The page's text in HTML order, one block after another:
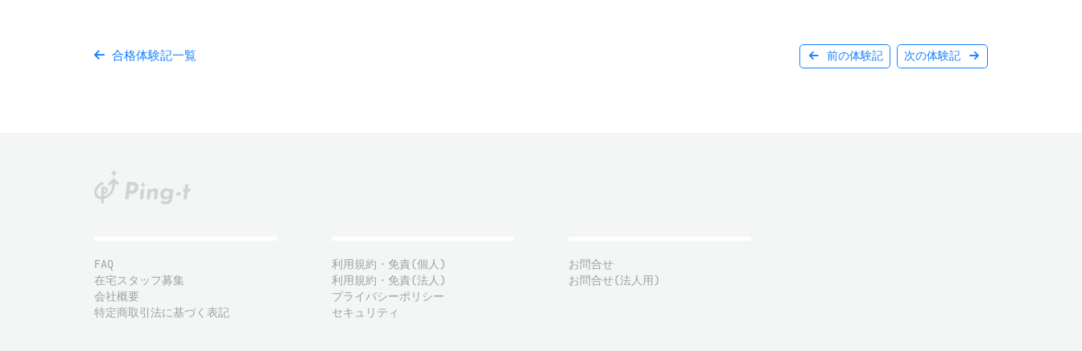
前の体験記 次の体験記
合格体験記一覧
FAQ
在宅スタッフ募集
会社概要
特定商取引法に基づく表記
利用規約・免責(個人)
利用規約・免責(法人)
プライバシーポリシー
セキュリティ
お問合せ
お問合せ(法人用)